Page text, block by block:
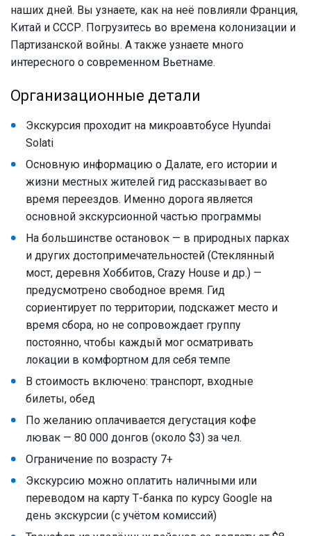
наших дней. Вы узнаете, как на неё повлияли Франция,
Китай и СССР. Погрузитесь во времена колонизации и
Партизанской войны. А также узнаете много
интересного о современном Вьетнаме.
Организационные детали
Экскурсия проходит на микроавтобусе Hyundai
Solati
Основную информацию о Далате, его истории и
жизни местных жителей гид рассказывает во
время переездов. Именно дорога является
основной экскурсионной частью программы
На большинстве остановок — в природных парках
и других достопримечательностей (Стеклянный
мост, деревня Хоббитов, Crazy House и др.) —
предусмотрено свободное время. Гид
сориентирует по территории, подскажет место и
время сбора, но не сопровождает группу
постоянно, чтобы каждый мог осматривать
локации в комфортном для себя темпе
В стоимость включено: транспорт, входные
билеты, обед
По желанию оплачивается дегустация кофе
лювак — 80 000 донгов (около $3) за чел.
Ограничение по возрасту 7+
Экскурсию можно оплатить наличными или
переводом на карту Т-банка по курсу Google на
день экскурсии (с учётом комиссий)